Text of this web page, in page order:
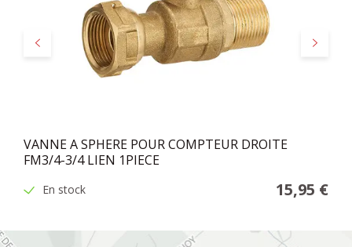
Précédent Suivant
VANNE A SPHERE POUR COMPTEUR DROITE
FM3/4-3/4 LIEN 1PIECE
En stock 15,95 €